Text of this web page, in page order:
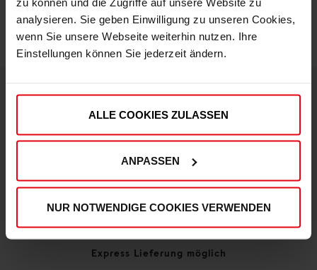
analysieren. Sie geben Einwilligung zu unseren Cookies,
wenn Sie unsere Webseite weiterhin nutzen. Ihre
Einstellungen können Sie jederzeit ändern.
ALLE COOKIES ZULASSEN
ANPASSEN
NUR NOTWENDIGE COOKIES VERWENDEN
DEINE VORTEILE IN UNSEREM SHOP
Express Lieferung möglich